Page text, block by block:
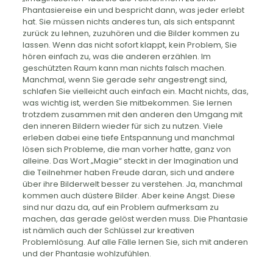
Phantasiereise ein und bespricht dann, was jeder erlebt
hat. Sie müssen nichts anderes tun, als sich entspannt
zurück zu lehnen, zuzuhören und die Bilder kommen zu
lassen. Wenn das nicht sofort klappt, kein Problem, Sie
hören einfach zu, was die anderen erzählen. Im
geschützten Raum kann man nichts falsch machen.
Manchmal, wenn Sie gerade sehr angestrengt sind,
schlafen Sie vielleicht auch einfach ein. Macht nichts, das,
was wichtig ist, werden Sie mitbekommen. Sie lernen
trotzdem zusammen mit den anderen den Umgang mit
den inneren Bildern wieder für sich zu nutzen. Viele
erleben dabei eine tiefe Entspannung und manchmal
lösen sich Probleme, die man vorher hatte, ganz von
alleine. Das Wort „Magie“ steckt in der Imagination und
die Teilnehmer haben Freude daran, sich und andere
über ihre Bilderwelt besser zu verstehen. Ja, manchmal
kommen auch düstere Bilder. Aber keine Angst. Diese
sind nur dazu da, auf ein Problem aufmerksam zu
machen, das gerade gelöst werden muss. Die Phantasie
ist nämlich auch der Schlüssel zur kreativen
Problemlösung. Auf alle Fälle lernen Sie, sich mit anderen
und der Phantasie wohlzufühlen.